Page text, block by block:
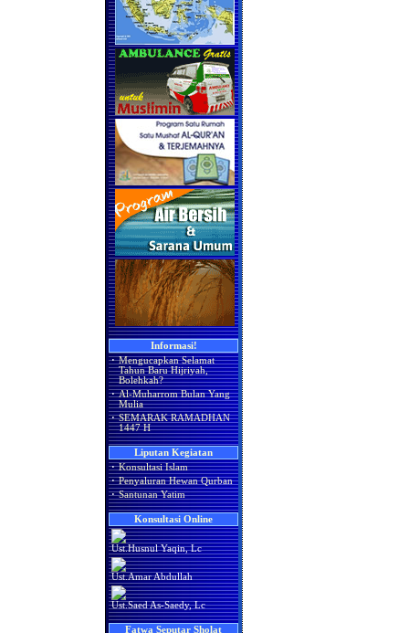
Informasi!
· Mengucapkan Selamat
Tahun Baru Hijriyah,
Bolehkah?
· Al-Muharrom Bulan Yang
Mulia
· SEMARAK RAMADHAN
1447 H
Liputan Kegiatan
· Konsultasi Islam
· Penyaluran Hewan Qurban
· Santunan Yatim
Konsultasi Online
Ust.Husnul Yaqin, Lc
Ust.Amar Abdullah
Ust.Saed As-Saedy, Lc
Fatwa Seputar Sholat